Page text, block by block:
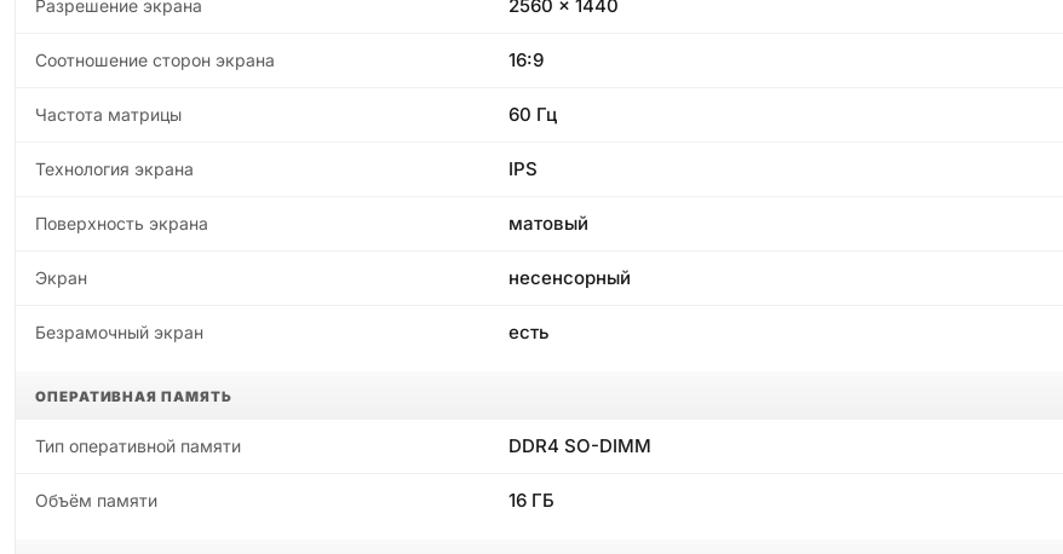
Разрешение экрана 2560 x 1440
Соотношение сторон экрана 16:9
Частота матрицы 60 Гц
Технология экрана IPS
Поверхность экрана матовый
Экран несенсорный
Безрамочный экран есть
ОПЕРАТИВНАЯ ПАМЯТЬ
Тип оперативной памяти DDR4 SO-DIMM
Объём памяти 16 ГБ